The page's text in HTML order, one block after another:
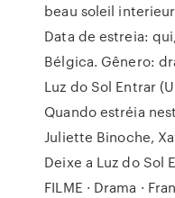
beau soleil
Data de estreia:
Bélgica. Gênero:
Luz do Sol Entrar
Quando estréia
Juliette Binoche,
Deixe a Luz do Sol
FILME · Drama ·